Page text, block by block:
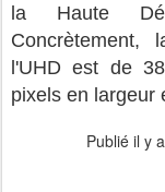
la Haute
Concrètement,
l'UHD est de
pixels en largeur
Publié il y a